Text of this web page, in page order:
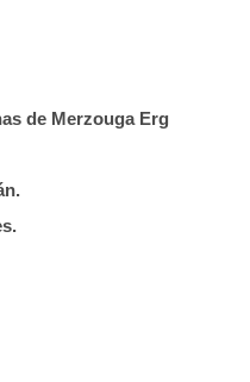
de Merzouga Erg